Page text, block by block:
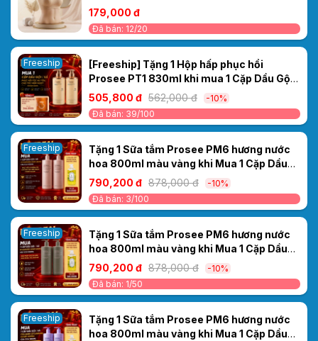
179,000 đ
Đã bán: 12/20
Freeship
[Freeship] Tặng 1 Hộp hấp phục hồi
Prosee PT1 830ml khi mua 1 Cặp Dầu Gội
Xả Prosee PS11/PC11 Sakura 500ml –
Dưỡng Ẩm & Làm Mượt Tóc Tức Thì
505,800 đ 562,000 đ
-10%
Đã bán: 39/100
Freeship
Tặng 1 Sữa tắm Prosee PM6 hương nước
hoa 800ml màu vàng khi Mua 1 Cặp Dầu
Gội/Xả Ceylanpuree Luxury Aroma
1000ml CS6/CC6 – Phục Hồi & Dưỡng Ẩm
Cho Mái Tóc Mềm Mượt Chuẩn Salon
790,200 đ 878,000 đ
-10%
Đã bán: 3/100
Freeship
Tặng 1 Sữa tắm Prosee PM6 hương nước
hoa 800ml màu vàng khi Mua 1 Cặp Dầu
Gội/Xả Ceylanpuree Luxury Aroma
CS5/CC5 1000ml – Giải Pháp Cho Da Đầu
Gàu Ngứa, Tóc Khô Xơ
790,200 đ 878,000 đ
-10%
Đã bán: 1/50
Freeship
Tặng 1 Sữa tắm Prosee PM6 hương nước
hoa 800ml màu vàng khi Mua 1 Cặp Dầu